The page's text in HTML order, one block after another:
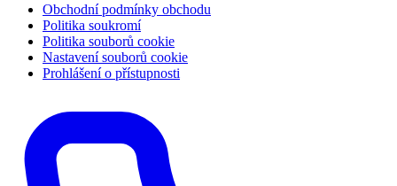
Obchodní podmínky obchodu
Politika soukromí
Politika souborů cookie
Nastavení souborů cookie
Prohlášení o přístupnosti